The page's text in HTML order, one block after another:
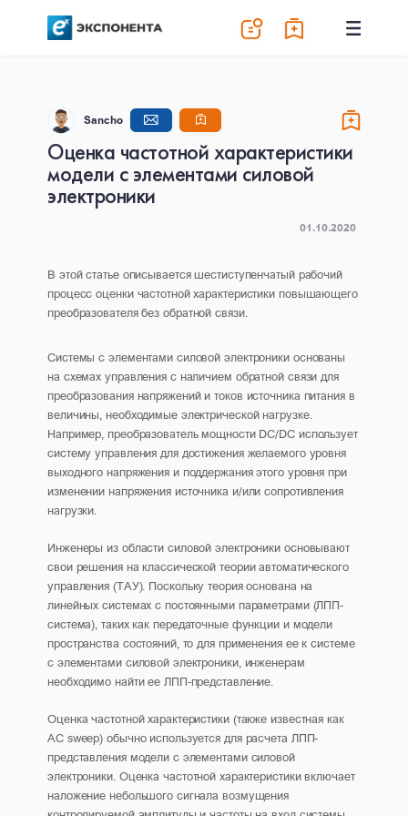
Sancho
Оценка частотной характеристики
модели с элементами силовой
электроники
01.10.2020
В этой статье описывается шестиступенчатый рабочий
процесс оценки частотной характеристики повышающего
преобразователя без обратной связи.
Системы с элементами силовой электроники основаны
на схемах управления с наличием обратной связи для
преобразования напряжений и токов источника питания в
величины, необходимые электрической нагрузке.
Например, преобразователь мощности DC/DC использует
систему управления для достижения желаемого уровня
выходного напряжения и поддержания этого уровня при
изменении напряжения источника и/или сопротивления
нагрузки.
Инженеры из области силовой электроники основывают
свои решения на классической теории автоматического
управления (ТАУ). Поскольку теория основана на
линейных системах с постоянными параметрами (ЛПП-
система), таких как передаточные функции и модели
пространства состояний, то для применения ее к системе
с элементами силовой электроники, инженерам
необходимо найти ее ЛПП-представление.
Оценка частотной характеристики (также известная как
AC sweep) обычно используется для расчета ЛПП-
представления модели с элементами силовой
электроники. Оценка частотной характеристики включает
наложение небольшого сигнала возмущения